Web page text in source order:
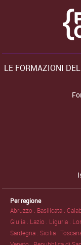
LE FORMAZIONI
Per regione
Abruzzo . Basilicata .
Giulia . Lazio . Liguria .
Sardegna . Sicilia .